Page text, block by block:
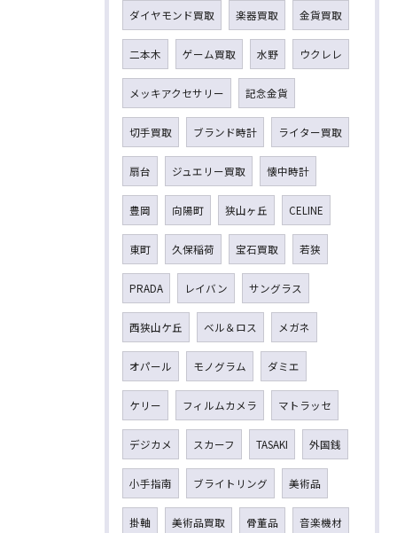
ダイヤモンド買取 楽器買取 金貨買取
二本木 ゲーム買取 水野 ウクレレ
メッキアクセサリー 記念金貨
切手買取 ブランド時計 ライター買取
扇台 ジュエリー買取 懐中時計
豊岡 向陽町 狭山ヶ丘 CELINE
東町 久保稲荷 宝石買取 若狭
PRADA レイバン サングラス
西狭山ケ丘 ベル＆ロス メガネ
オパール モノグラム ダミエ
ケリー フィルムカメラ マトラッセ
デジカメ スカーフ TASAKI 外国銭
小手指南 ブライトリング 美術品
掛軸 美術品買取 骨董品 音楽機材